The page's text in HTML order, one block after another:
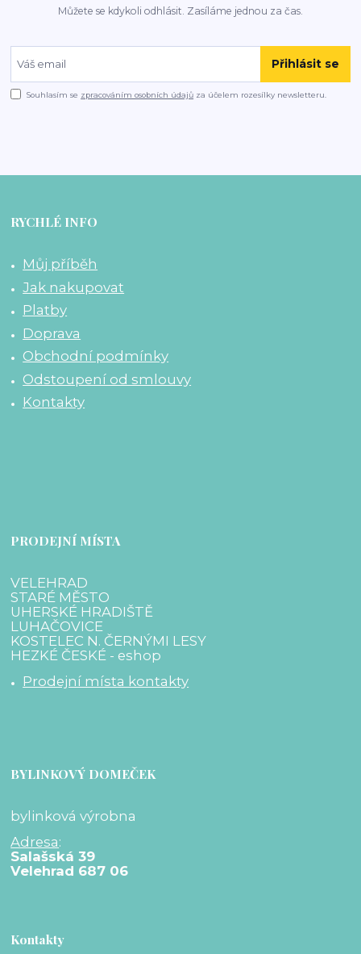
Můžete se kdykoli odhlásit. Zasíláme jednou za čas.
Přihlásit se
Souhlasím se zpracováním osobních údajů za účelem rozesílky newsletteru.
RYCHLÉ INFO
Můj příběh
Jak nakupovat
Platby
Doprava
Obchodní podmínky
Odstoupení od smlouvy
Kontakty
PRODEJNÍ MÍSTA
VELEHRAD
STARÉ MĚSTO
UHERSKÉ HRADIŠTĚ
LUHAČOVICE
KOSTELEC N. ČERNÝMI LESY
HEZKÉ ČESKÉ - eshop
Prodejní místa kontakty
BYLINKOVÝ DOMEČEK
bylinková výrobna
Adresa:
Salašská 39
Velehrad 687 06
Kontakty